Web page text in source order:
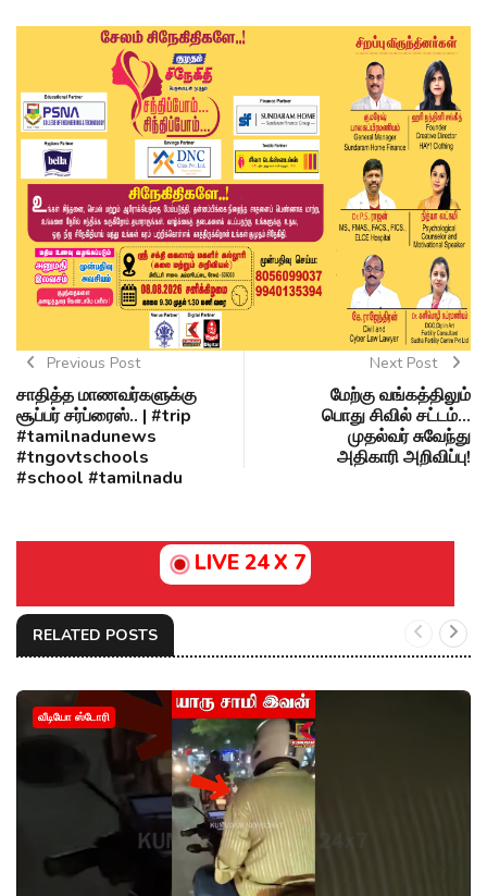
Previous Post
சாதித்த மாணவர்களுக்கு
சூப்பர் சர்ப்ரைஸ்.. | #trip
#tamilnadunews
#tngovtschools
#school #tamilnadu
Next Post
மேற்கு வங்கத்திலும்
பொது சிவில் சட்டம்...
முதல்வர் சுவேந்து
அதிகாரி அறிவிப்பு!
LIVE 24 X 7
RELATED POSTS
வீடியோ ஸ்டோரி